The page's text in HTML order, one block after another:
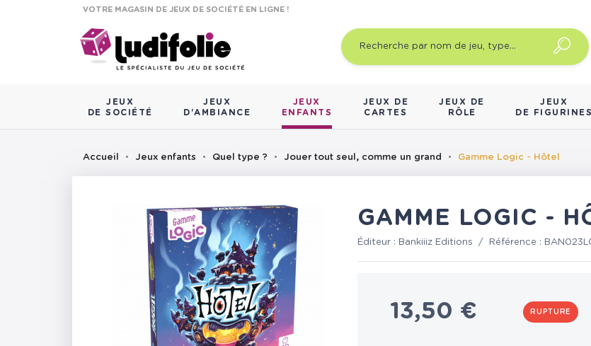
VOTRE MAGASIN DE JEUX DE SOCIÉTÉ EN LIGNE !
JEUX
DE SOCIÉTÉ
JEUX
D'AMBIANCE
JEUX
ENFANTS
JEUX DE
CARTES
JEUX DE
RÔLE
JEUX
DE FIGURINES
Accueil Jeux enfants Quel type ? Jouer tout seul, comme un grand Gamme Logic - Hôtel
GAMME LOGIC -
Éditeur : Bankiiiz Editions / Référence :
13,50 € RUPTURE